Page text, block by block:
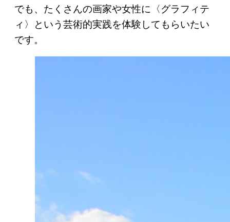
でも、たくさんの画家や女性に〈グラフィテ
ィ〉という芸術的実践を体験してもらいたい
です。